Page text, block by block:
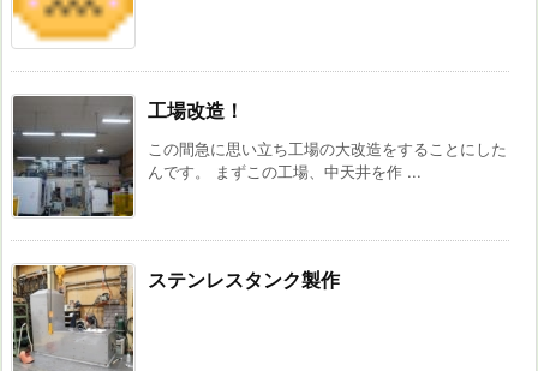
工場改造！
この間急に思い立ち工場の大改造をすることにした
んです。 まずこの工場、中天井を作 ...
ステンレスタンク製作